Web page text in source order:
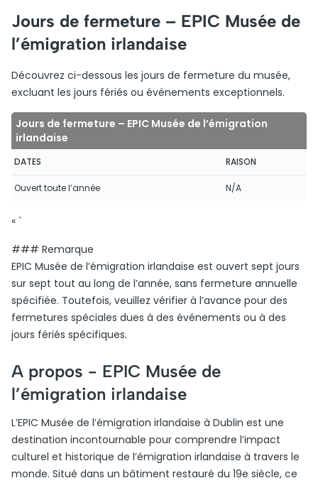
Jours de fermeture – EPIC Musée de
l’émigration irlandaise
Découvrez ci-dessous les jours de fermeture du musée,
excluant les jours fériés ou événements exceptionnels.
Jours de fermeture – EPIC Musée de l’émigration
irlandaise
DATES RAISON
Ouvert toute l’année N/A
« `
### Remarque
EPIC Musée de l’émigration irlandaise est ouvert sept jours
sur sept tout au long de l’année, sans fermeture annuelle
spécifiée. Toutefois, veuillez vérifier à l’avance pour des
fermetures spéciales dues à des événements ou à des
jours fériés spécifiques.
A propos - EPIC Musée de
l’émigration irlandaise
L’EPIC Musée de l’émigration irlandaise à Dublin est une
destination incontournable pour comprendre l’impact
culturel et historique de l’émigration irlandaise à travers le
monde. Situé dans un bâtiment restauré du 19e siècle, ce